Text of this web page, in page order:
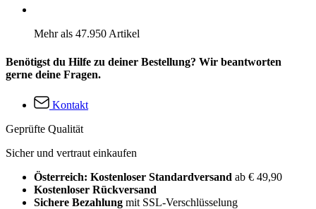
Mehr als 47.950 Artikel
Benötigst du Hilfe zu deiner Bestellung? Wir beantworten
gerne deine Fragen.
Kontakt
Geprüfte Qualität
Sicher und vertraut einkaufen
Österreich: Kostenloser Standardversand ab € 49,90
Kostenloser Rückversand
Sichere Bezahlung mit SSL-Verschlüsselung